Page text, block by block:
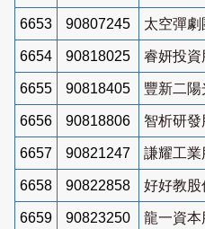
6653 90807245 太空彈劇
6654 90818025 睿妍投資
6655 90818405 豐新二陽
6656 90818806 智析研發
6657 90821247 謙耀工業
6658 90822858 好好教股
6659 90823250 龍一資本